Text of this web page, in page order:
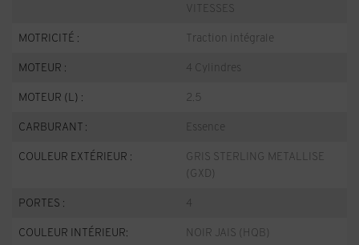
VITESSES
MOTRICITÉ : Traction intégrale
MOTEUR : 4 Cylindres
MOTEUR (L) : 2.5
CARBURANT : Essence
COULEUR EXTÉRIEUR :
GRIS STERLING METALLISE
(GXD)
PORTES : 4
COULEUR INTÉRIEUR: NOIR JAIS (HQB)